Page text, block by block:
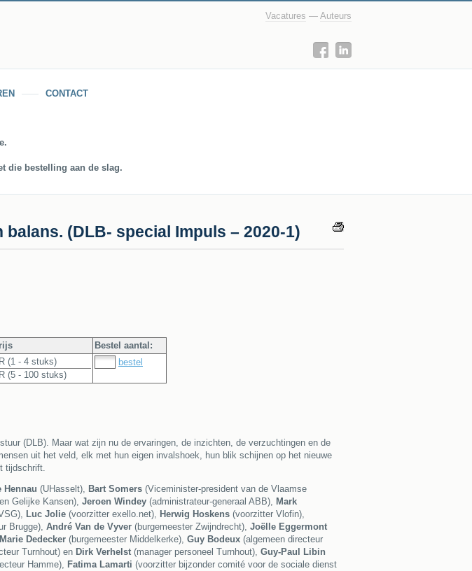
Vacatures — Auteurs
CONTACT
die bestelling aan de slag.
(DLB- special Impuls – 2020-1)
Bestel aantal:
(1 - 4 stuks)
(5 - 100 stuks)
bestel
(DLB). Maar wat zijn nu de ervaringen, de inzichten, de verzuchtingen en de
uit het veld, elk met hun eigen invalshoek, hun blik schijnen op het nieuwe
tijdschrift.
Hennau (UHasselt), Bart Somers (Viceminister-president van de Vlaamse
Gelijke Kansen), Jeroen Windey (administrateur-generaal ABB), Mark
Luc Jolie (voorzitter exello.net), Herwig Hoskens (voorzitter Vlofin),
Brugge), André Van de Vyver (burgemeester Zwijndrecht), Joëlle Eggermont
Dedecker (burgemeester Middelkerke), Guy Bodeux (algemeen directeur
Turnhout) en Dirk Verhelst (manager personeel Turnhout), Guy-Paul Libin
Hamme), Fatima Lamarti (voorzitter bijzonder comité voor de sociale dienst